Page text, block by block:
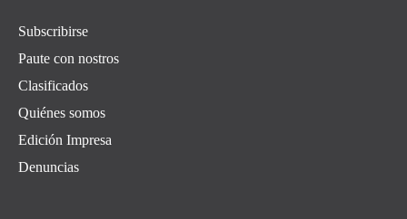
Subscribirse
Paute con nostros
Clasificados
Quiénes somos
Edición Impresa
Denuncias